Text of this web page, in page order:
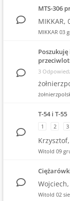
MTS-306
MIKKAR,
MIKKAR 03
3
T-54 i T-55
1
2 3
Krzysztof,
Witold 09
Wojciech,
Witold 02